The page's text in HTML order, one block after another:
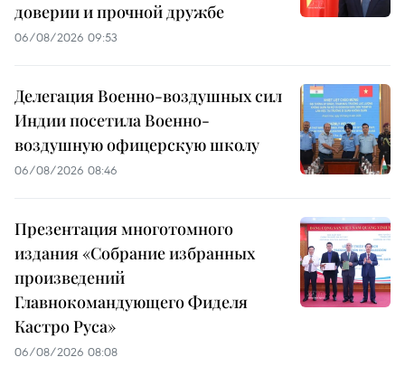
доверии и прочной дружбе
06/08/2026 09:53
Делегация Военно-воздушных сил
Индии посетила Военно-
воздушную офицерскую школу
06/08/2026 08:46
Презентация многотомного
издания «Собрание избранных
произведений
Главнокомандующего Фиделя
Кастро Руса»
06/08/2026 08:08